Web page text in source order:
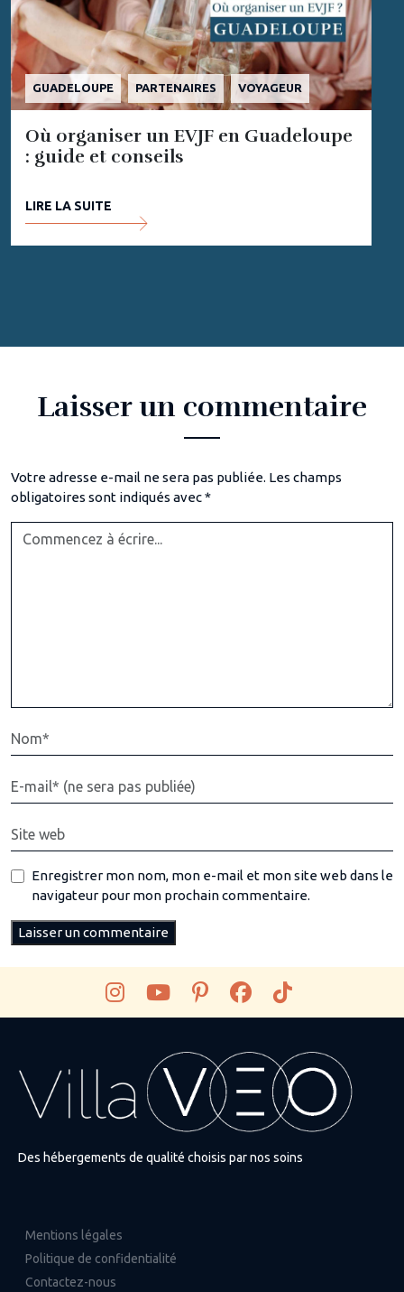
GUADELOUPE PARTENAIRES VOYAGEUR
Où organiser un EVJF en Guadeloupe
: guide et conseils
LIRE LA SUITE
Laisser un commentaire
Votre adresse e-mail ne sera pas publiée. Les champs
obligatoires sont indiqués avec*
Enregistrer mon nom, mon e-mail et mon site web dans le
navigateur pour mon prochain commentaire.
Des hébergements de qualité choisis par nos soins
Mentions légales
Politique de confidentialité
Contactez-nous